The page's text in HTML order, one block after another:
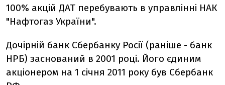
100% акцій ДАТ перебувають в управлінні НАК
"Нафтогаз України".
Дочірній банк Сбербанку Росії (раніше - банк
НРБ) заснований в 2001 році. Його єдиним
акціонером на 1 січня 2011 року був Сбербанк